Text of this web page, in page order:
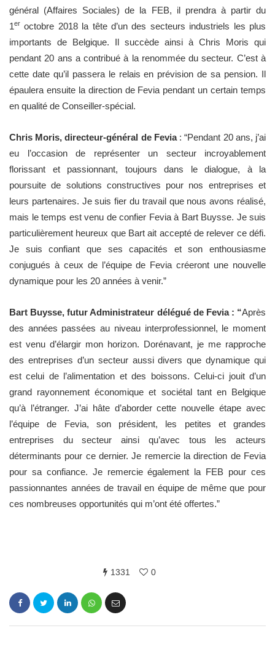
général (Affaires Sociales) de la FEB, il prendra à partir du
1er octobre 2018 la tête d’un des secteurs industriels les plus
importants de Belgique. Il succède ainsi à Chris Moris qui
pendant 20 ans a contribué à la renommée du secteur. C’est à
cette date qu’il passera le relais en prévision de sa pension. Il
épaulera ensuite la direction de Fevia pendant un certain temps
en qualité de Conseiller-spécial.
Chris Moris, directeur-général de Fevia: “Pendant 20 ans, j’ai
eu l’occasion de représenter un secteur incroyablement
florissant et passionnant, toujours dans le dialogue, à la
poursuite de solutions constructives pour nos entreprises et
leurs partenaires. Je suis fier du travail que nous avons réalisé,
mais le temps est venu de confier Fevia à Bart Buysse. Je suis
particulièrement heureux que Bart ait accepté de relever ce défi.
Je suis confiant que ses capacités et son enthousiasme
conjugués à ceux de l’équipe de Fevia créeront une nouvelle
dynamique pour les 20 années à venir.”
Bart Buysse, futur Administrateur délégué de Fevia : “Après
des années passées au niveau interprofessionnel, le moment
est venu d’élargir mon horizon. Dorénavant, je me rapproche
des entreprises d’un secteur aussi divers que dynamique qui
est celui de l’alimentation et des boissons. Celui-ci jouit d’un
grand rayonnement économique et sociétal tant en Belgique
qu’à l’étranger. J’ai hâte d’aborder cette nouvelle étape avec
l’équipe de Fevia, son président, les petites et grandes
entreprises du secteur ainsi qu’avec tous les acteurs
déterminants pour ce dernier. Je remercie la direction de Fevia
pour sa confiance. Je remercie également la FEB pour ces
passionnantes années de travail en équipe de même que pour
ces nombreuses opportunités qui m’ont été offertes.”
1331 0